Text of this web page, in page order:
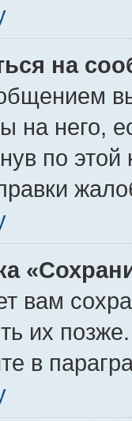
на
на него,
по этой
вам
их
в